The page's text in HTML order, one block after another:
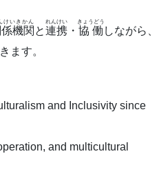
機関
けいきかん
と連携
れんけい
・ 協働
きょうどう
しながら、
ます。
and Inclusivity since
and multicultural